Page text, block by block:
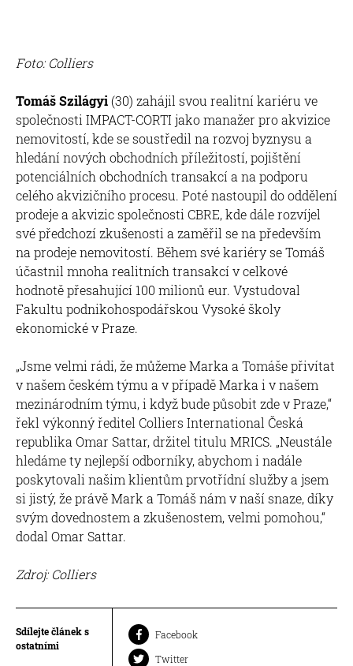
Foto: Colliers
Tomáš Szilágyi(30) zahájil svou realitní kariéru ve
společnosti IMPACT-CORTI jako manažer pro akvizice
nemovitostí, kde se soustředil na rozvoj byznysu a
hledání nových obchodních příležitostí, pojištění
potenciálních obchodních transakcí a na podporu
celého akvizičního procesu. Poté nastoupil do oddělení
prodeje a akvizic společnosti CBRE, kde dále rozvíjel
své předchozí zkušenosti a zaměřil se na především
na prodeje nemovitostí. Během své kariéry se Tomáš
účastnil mnoha realitních transakcí v celkové
hodnotě přesahující 100 milionů eur. Vystudoval
Fakultu podnikohospodářskou Vysoké školy
ekonomické v Praze.
„Jsme velmi rádi, že můžeme Marka a Tomáše přivítat
v našem českém týmu a v případě Marka i v našem
mezinárodním týmu, i když bude působit zde v Praze,“
řekl výkonný ředitel Colliers International Česká
republika Omar Sattar, držitel titulu MRICS. „Neustále
hledáme ty nejlepší odborníky, abychom i nadále
poskytovali našim klientům prvotřídní služby a jsem
si jistý, že právě Mark a Tomáš nám v naší snaze, díky
svým dovednostem a zkušenostem, velmi pomohou,“
dodal Omar Sattar.
Zdroj: Colliers
Sdílejte článek s
ostatními
Facebook
Twitter